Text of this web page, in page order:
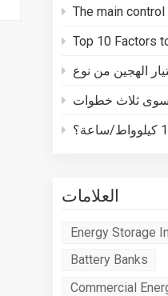
The main control MOSFET in energy storage
Top 10 Factors to Consider Before
العلامات
Energy Storage
Battery Banks
Commercial